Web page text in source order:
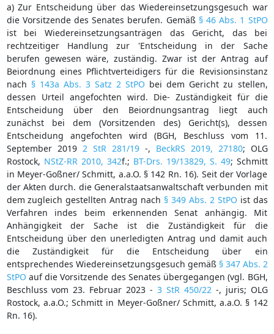
a) Zur Entscheidung über das Wiedereinsetzungsgesuch war
die Vorsitzende des Senates berufen. Gemäß § 46 Abs. 1 StPO
ist bei Wiedereinsetzungsanträgen das Gericht, das bei
rechtzeitiger Handlung zur 'Entscheidung in der Sache
berufen gewesen wäre, zuständig. Zwar ist der Antrag auf
Beiordnung eines Pflichtverteidigers für die Revisionsinstanz
nach § 143a Abs. 3 Satz 2 StPO bei dem Gericht zu stellen,
dessen Urteil angefochten wird. Die- Zuständigkeit für die
Entscheidung über den Beiordnungsantrag liegt auch
zunächst bei dem (Vorsitzenden des) Gericht(s), dessen
Entscheidung angefochten wird (BGH, Beschluss vom 11.
September 2019 2 StR 281/19-, BeckRS 2019, 27180; OLG
Rostock, NStZ-RR 2010, 342f.; BT-Drs. 19/13829, S. 49; Schmitt
in Meyer-Goßner/ Schmitt, a.a.O. § 142 Rn. 16). Seit der Vorlage
der Akten durch. die Generalstaatsanwaltschaft verbunden mit
dem zugleich gestellten Antrag nach § 349 Abs. 2 StPO ist das
Verfahren indes beim erkennenden Senat anhängig. Mit
Anhängigkeit der Sache ist die Zuständigkeit für die
Entscheidung über den unerledigten Antrag und damit auch
die Zuständigkeit für die Entscheidung über ein
entsprechendes Wiedereinsetzungsgesuch gemäß § 347 Abs. 2
StPO auf die Vorsitzende des Senates übergegangen (vgl. BGH,
Beschluss vom 23. Februar 2023 - 3 StR 450/22 -, juris; OLG
Rostock, a.a.O.; Schmitt in Meyer-Goßner/ Schmitt, a.a.O. § 142
Rn. 16).